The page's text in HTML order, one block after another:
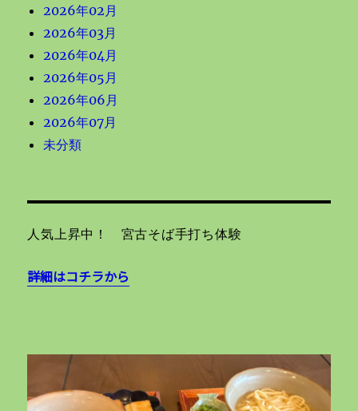
2026年02月
2026年03月
2026年04月
2026年05月
2026年06月
2026年07月
未分類
人気上昇中！ 宮古そば手打ち体験
詳細はコチラから